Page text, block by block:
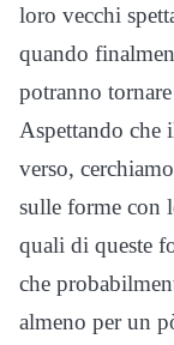
loro vecchi
quando
potranno
Aspettando che
verso,
sulle forme con
quali di queste
che
almeno per un